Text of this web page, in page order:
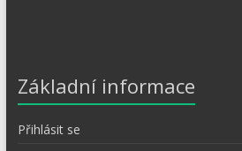
Základní informace
Přihlásit se